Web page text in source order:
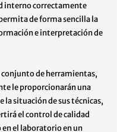
interno correctamente
de forma sencilla la
e interpretación de
conjunto de herramientas,
le proporcionarán una
situación de sus técnicas,
el control de calidad
el laboratorio en un